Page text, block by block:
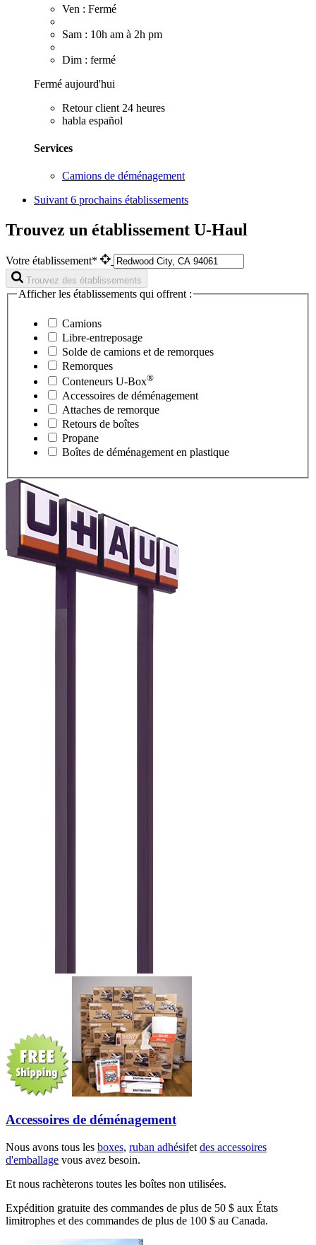
Ven : Fermé
Sam : 10h am à 2h pm
Dim : fermé
Fermé aujourd'hui
Retour client 24 heures
habla español
Services
Camions de déménagement
Suivant 6 prochains établissements
Trouvez un établissement U-Haul
Votre établissement*
Trouvez des établissements
Afficher les établissements qui offrent :
Camions
Libre-entreposage
Solde de camions et de remorques
Remorques
Conteneurs U-Box®
Accessoires de déménagement
Attaches de remorque
Retours de boîtes
Propane
Boîtes de déménagement en plastique
Accessoires de déménagement
Nous avons tous les boxes, ruban adhésifet des accessoires
d'emballage vous avez besoin.
Et nous rachèterons toutes les boîtes non utilisées.
Expédition gratuite des commandes de plus de 50 $ aux États
limitrophes et des commandes de plus de 100 $ au Canada.